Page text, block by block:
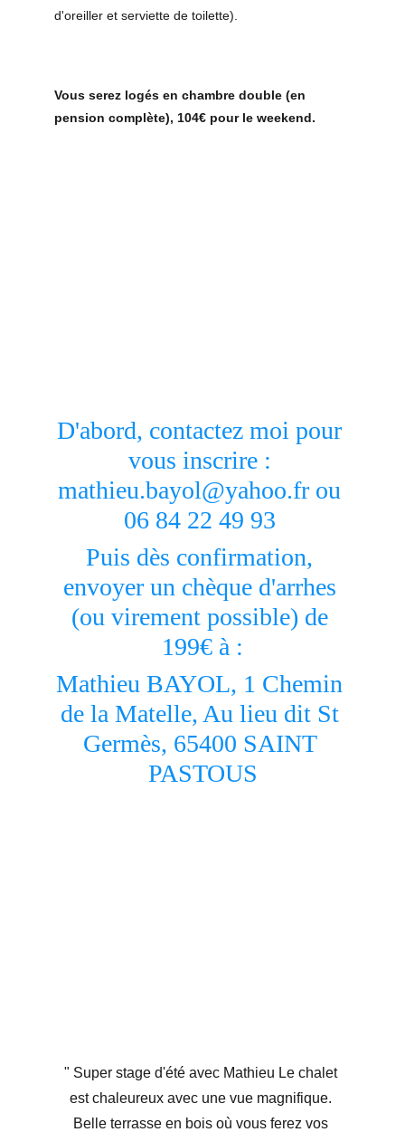
d'oreiller et serviette de toilette).
Vous serez logés en chambre double (en
pension complète), 104€ pour le weekend.
D'abord, contactez moi pour
vous inscrire :
mathieu.bayol@yahoo.fr ou
06 84 22 49 93
Puis dès confirmation,
envoyer un chèque d'arrhes
(ou virement possible) de
199€ à :
Mathieu BAYOL, 1 Chemin
de la Matelle, Au lieu dit St
Germès, 65400 SAINT
PASTOUS
" Super stage d'été avec Mathieu Le chalet
est chaleureux avec une vue magnifique.
Belle terrasse en bois où vous ferez vos